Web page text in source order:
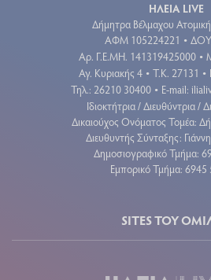
ΗΛΕΙΑ LIVE
Δήμητρα Βέλμαχου Ατομική
ΑΦΜ 105224221 •
Aρ. Γ.Ε.ΜΗ. 141319425000 •
Αγ. Κυριακής 4 • Τ.Κ. 27131 •
Τηλ.: 26210 30400 • E-mail:
Ιδιοκτήτρια / Διευθύντρια /
Δικαιούχος Ονόματος Τομέα:
Διευθυντής Σύνταξης:
Δημοσιογραφικό Τμήμα:
Εμπορικό Τμήμα:
SITES ΤΟΥ